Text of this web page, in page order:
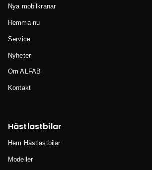
Nya mobilkranar
Hemma nu
Service
Nyheter
Om ALFAB
Kontakt
Hästlastbilar
Hem Hästlastbilar
Modeller